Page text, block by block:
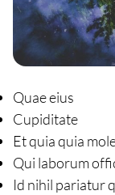
Quae eius
Cupiditate
Et quia quia
Qui laborum
Id nihil pariatur